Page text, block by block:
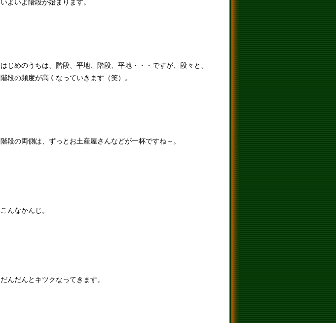
いよいよ階段が始まります。
はじめのうちは、階段、平地、階段、平地・・・ですが、段々と、
階段の頻度が高くなっていきます（笑）。
階段の両側は、ずっとお土産屋さんなどが一杯ですね～。
こんなかんじ。
だんだんとキツクなってきます。